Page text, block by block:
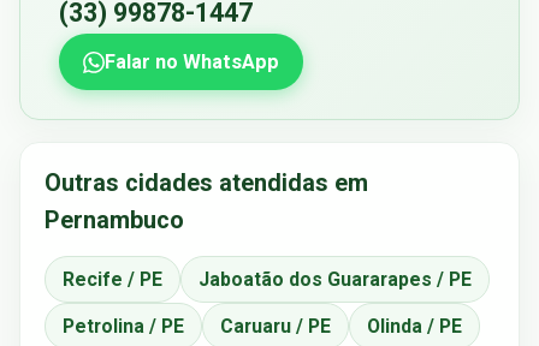
(33) 99878-1447
Falar no WhatsApp
Outras cidades atendidas em
Pernambuco
Recife / PE Jaboatão dos Guararapes / PE
Petrolina / PE Caruaru / PE Olinda / PE